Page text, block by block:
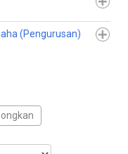
(Pengurusan)